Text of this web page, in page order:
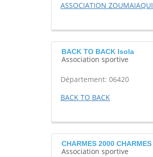
ASSOCIATION ZOUMAIAQUI
BACK TO BACK Isola
Association sportive
Département: 06420
BACK TO BACK
CHARMES 2000 CHARMES
Association sportive